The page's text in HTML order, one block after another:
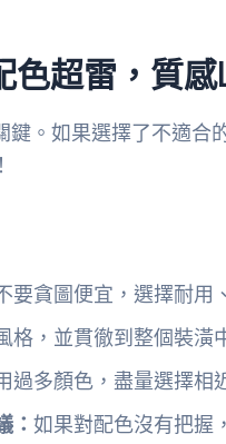
超雷，質感
鍵。如果選擇了不適
要貪圖便宜，選擇耐用
格，並貫徹到整個裝潢
過多顏色，盡量選擇相
： 如果對配色沒有把握